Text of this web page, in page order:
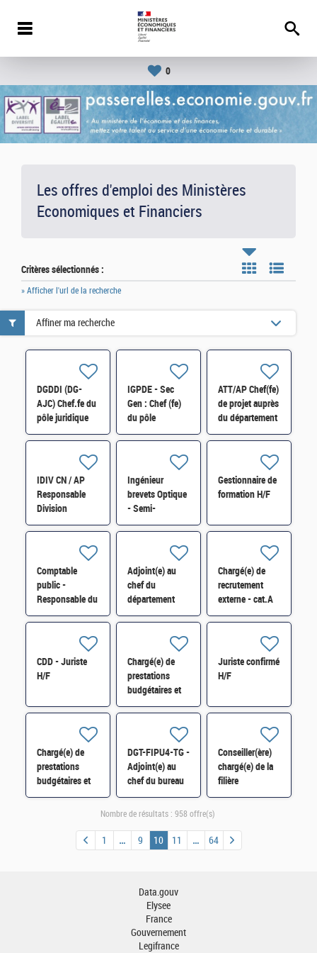
0
Les offres d'emploi des Ministères
Economiques et Financiers
Critères sélectionnés :
» Afficher l'url de la recherche
DGDDI (DG-
AJC) Chef.fe du
pôle juridique
spécialisé H/F
IGPDE - Sec
Gen : Chef (fe)
du pôle
"Synthèse et
ATT/AP Chef(fe)
de projet auprès
du département
de contrôle
IDIV CN / AP
Responsable
Division
Contrôle Fiscal
Ingénieur
brevets Optique
- Semi-
conducteur H/F
Gestionnaire de
formation H/F
Comptable
public -
Responsable du
Service
l'enregistrement
(SDE) Marseille
Adjoint(e) au
chef du
département
Carrières et
Pôle RH de la DI
d'Ile-de-France
Chargé(e) de
recrutement
externe - cat.A
H/F
CDD - Juriste
H/F
Chargé(e) de
prestations
budgétaires et
juridiques H/F
Juriste confirmé
H/F
Chargé(e) de
prestations
budgétaires et
juridiques
DGT-FIPU4-TG -
Adjoint(e) au
chef du bureau
Fipu4 -
responsable
Conseiller(ère)
chargé(e) de la
filière
agroalimentaire
France 2030
régionalisé H/F
Affiner ma recherche
Nombre de résultats : 958 offre(s)
1 9 10 11 64
Data.gouv
Elysee
France
Gouvernement
Legifrance